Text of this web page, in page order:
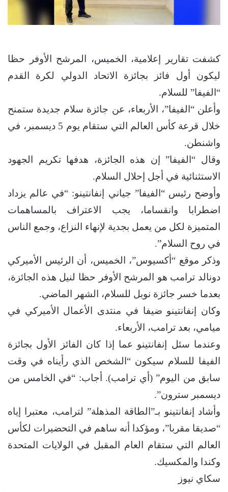
كشفت تقارير إعلامية، الخميس، المرشح الأوفر حظا
ليكون أول فائز بجائزة الاتحاد الدولي لكرة القدم
“الفيفا” للسلام.
وأعلن “الفيفا”، الأربعاء، عن جائزة سلام جديدة ستمنح
خلال قرعة كأس العالم التي ستقام يوم 5 ديسمبر، في
واشنطن.
وقال “الفيفا” إن هذه الجائزة، هدفها تكريم الجهود
الاستثنائية في أجل إحلال السلام.
وأوضح رئيس “الفيفا” جياني إنفانتينو: “في عالم يزداد
اضطرابا وانقساما، يجب الاعتراف بالمساهمات
المتميزة لكل من يعمل بجدية لإنهاء النزاع، وجمع الناس
في روح السلام”.
وذكر موقع “أكسيوس”، الخميس، أن الرئيس الأميركي
دونالد ترامب هو المرشح الأوفر حظا لنيل هذه الجائزة،
بعدما خسر جائزة نوبل للسلام، الشهر الماضي.
وكان إنفانتينو ضيفا في منتدى الأعمال الأميركي في
ميامي، بعد ترامب، الأربعاء.
وعندما سئل إنفانتينو عما إذا كان الفائز الأول بجائزة
الفيفا للسلام سيكون “الشخص الذي رأيناه في وقت
سابق من اليوم” (أي ترامب). أجاب: “في الخامس من
ديسمبر سترون”.
وأشاد إنفانتينو بـ”الطاقة المذهلة” لترامب، معتبرا إياه
“صديقا مقربا”، ومؤكدا أنه ساهم في التحضيرات لكأس
العالم التي ستقام العام المقبل في الولايات المتحدة
وكندا والمكسيك.
سكاي نيوز